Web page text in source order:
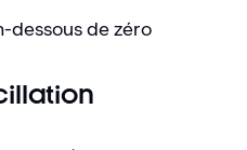
dessous de zéro